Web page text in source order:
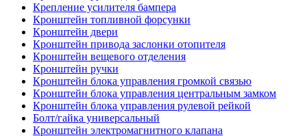
Крепление усилителя бампера
Кронштейн топливной форсунки
Кронштейн двери
Кронштейн привода заслонки отопителя
Кронштейн вещевого отделения
Кронштейн ручки
Кронштейн блока управления громкой связью
Кронштейн блока управления центральным замком
Кронштейн блока управления рулевой рейкой
Болт/гайка универсальный
Кронштейн электромагнитного клапана